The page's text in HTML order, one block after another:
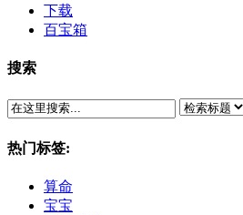
下载
百宝箱
搜索
热门标签:
算命
宝宝